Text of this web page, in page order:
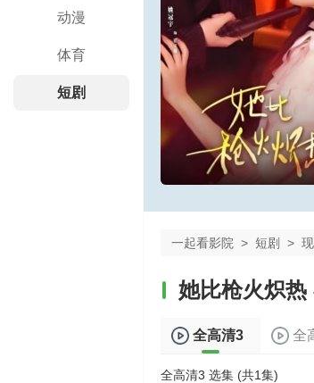
动漫
体育
短剧
一起看影院 > 短剧 >
她比枪火炽热
全高清3 全
全高清3 选集 (共1集)